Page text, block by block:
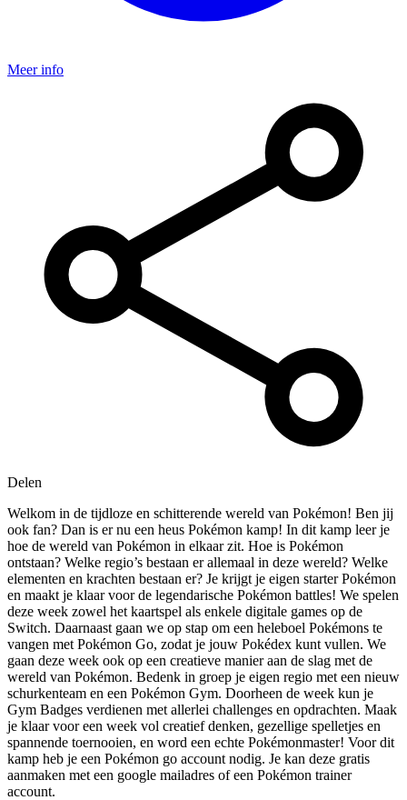
Meer info
Delen
Welkom in de tijdloze en schitterende wereld van Pokémon! Ben jij
ook fan? Dan is er nu een heus Pokémon kamp! In dit kamp leer je
hoe de wereld van Pokémon in elkaar zit. Hoe is Pokémon
ontstaan? Welke regio’s bestaan er allemaal in deze wereld? Welke
elementen en krachten bestaan er? Je krijgt je eigen starter Pokémon
en maakt je klaar voor de legendarische Pokémon battles! We spelen
deze week zowel het kaartspel als enkele digitale games op de
Switch. Daarnaast gaan we op stap om een heleboel Pokémons te
vangen met Pokémon Go, zodat je jouw Pokédex kunt vullen. We
gaan deze week ook op een creatieve manier aan de slag met de
wereld van Pokémon. Bedenk in groep je eigen regio met een nieuw
schurkenteam en een Pokémon Gym. Doorheen de week kun je
Gym Badges verdienen met allerlei challenges en opdrachten. Maak
je klaar voor een week vol creatief denken, gezellige spelletjes en
spannende toernooien, en word een echte Pokémonmaster! Voor dit
kamp heb je een Pokémon go account nodig. Je kan deze gratis
aanmaken met een google mailadres of een Pokémon trainer
account.